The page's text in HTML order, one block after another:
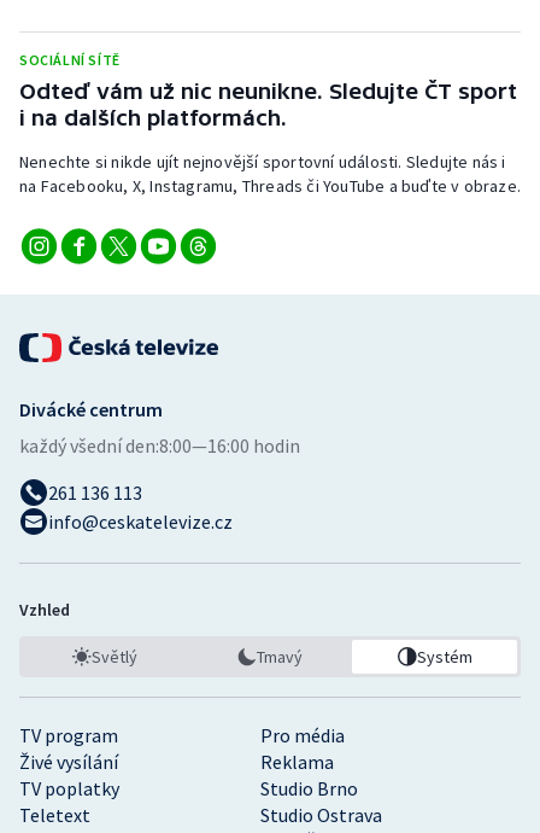
SOCIÁLNÍ SÍTĚ
Odteď vám už nic neunikne. Sledujte ČT sport
i na dalších platformách.
Nenechte si nikde ujít nejnovější sportovní události. Sledujte nás i
na Facebooku, X, Instagramu, Threads či YouTube a buďte v obraze.
TV program
Pro média
Živé vysílání
Reklama
TV poplatky
Studio Brno
Teletext
Studio Ostrava
Divácké centrum
každý všední den:8:00—16:00 hodin
261 136 113
info@ceskatelevize.cz
Vzhled
Světlý Tmavý Systém